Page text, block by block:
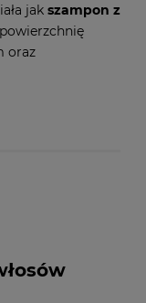
jak szampon z
oraz